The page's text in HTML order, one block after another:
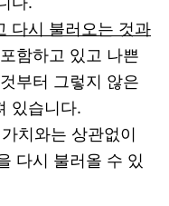
다시 불러오는 것과
함하고 있고 나쁜
부터 그렇지 않은
있습니다.
치와는 상관없이
다시 불러올 수 있